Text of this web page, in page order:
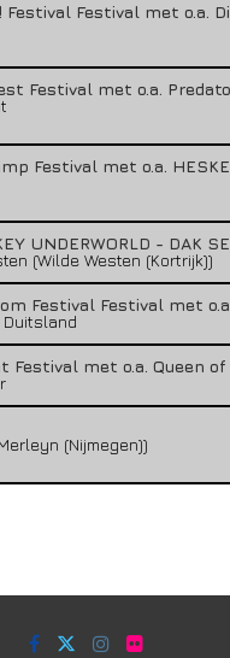
Festival Festival met o.a.
Festival met o.a.
Festival met o.a.
UNDERWORLD - DAK
(Wilde Westen (Kortrijk))
Festival Festival met
Duitsland
Festival met o.a. Queen of
(Nijmegen))